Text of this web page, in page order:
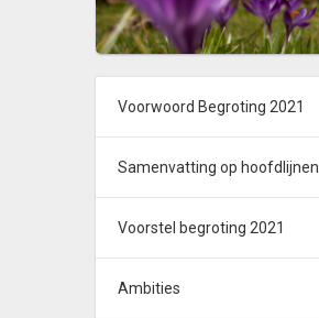
Voorwoord Begroting 2021
Samenvatting op hoofdlijnen
Voorstel begroting 2021
Ambities